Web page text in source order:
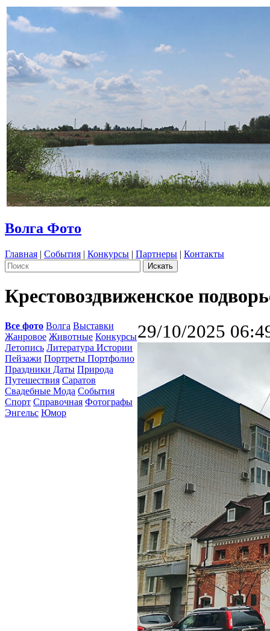
Волга Фото
Главная | События | Конкурсы | Партнеры | Контакты
Крестовоздвиженское
Все фото Волга Выставки
Жанровое Животные Конкурсы
Летопись Литература Истории
Пейзажи Портреты Портфолио
Праздники Даты Природа
Путешествия Саратов
Свадебные Мода События
Спорт Справочная Фотографы
Энгельс Юмор
29/10/2025